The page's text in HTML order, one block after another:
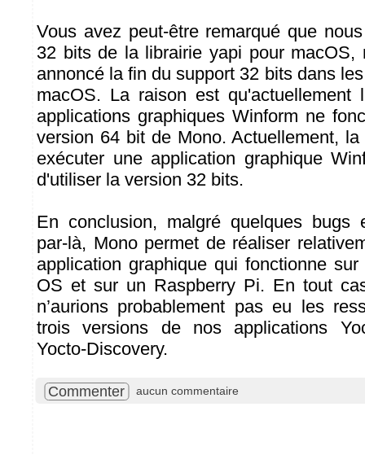
Vous avez peut-être remarqué que
32 bits de la librairie yapi pour macOS,
annoncé la fin du support 32 bits dans
macOS. La raison est qu'actuellement
applications graphiques Winform ne
version 64 bit de Mono. Actuellement,
exécuter une application graphique
d'utiliser la version 32 bits.
En conclusion, malgré quelques bugs
par-là, Mono permet de réaliser
application graphique qui fonctionne
OS et sur un Raspberry Pi. En tout
n’aurions probablement pas eu les
trois versions de nos applications
Yocto-Discovery.
Commenter aucun commentaire